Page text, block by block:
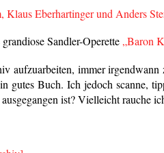
Eberhartinger und Anders
Sandler-Operette„Baron
aufzuarbeiten, immer
gutes Buch. Ich jedoch scanne,
ist? Vielleicht rauche